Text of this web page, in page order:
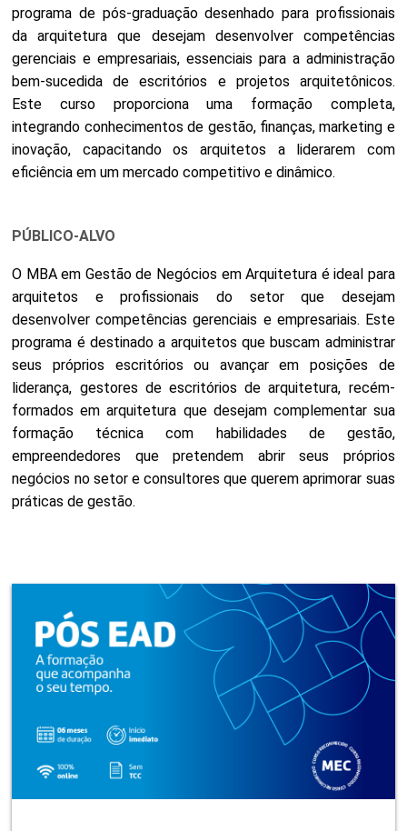
programa de pós-graduação desenhado para profissionais
da arquitetura que desejam desenvolver competências
gerenciais e empresariais, essenciais para a administração
bem-sucedida de escritórios e projetos arquitetônicos.
Este curso proporciona uma formação completa,
integrando conhecimentos de gestão, finanças, marketing e
inovação, capacitando os arquitetos a liderarem com
eficiência em um mercado competitivo e dinâmico.
PÚBLICO-ALVO
O MBA em Gestão de Negócios em Arquitetura é ideal para
arquitetos e profissionais do setor que desejam
desenvolver competências gerenciais e empresariais. Este
programa é destinado a arquitetos que buscam administrar
seus próprios escritórios ou avançar em posições de
liderança, gestores de escritórios de arquitetura, recém-
formados em arquitetura que desejam complementar sua
formação técnica com habilidades de gestão,
empreendedores que pretendem abrir seus próprios
negócios no setor e consultores que querem aprimorar suas
práticas de gestão.